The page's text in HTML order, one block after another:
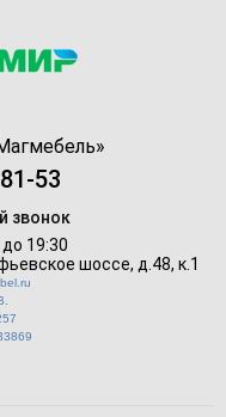
»
53
звонок
19:30
шоссе, д.48, к.1